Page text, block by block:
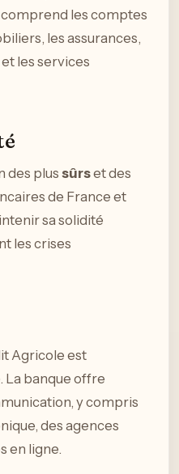
les comptes
les assurances,
les services
des plus sûrset des
de France et
sa solidité
les crises
Agricole est
La banque offre
y compris
des agences
en ligne.